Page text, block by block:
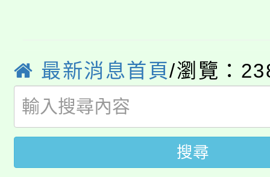
生本土語及新住民語歌
公告本校115學年度第
代理(課)教師甄選結果(
公告本校115學年度第
代理(課)教師甄選結果(
轉知中國文化大學推廣
《TA101》溝通分析基
轉知苗栗縣政府辦理
最新消息首頁/瀏覽：
搜尋